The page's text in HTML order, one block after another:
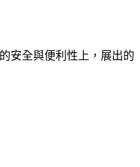
安全與便利性上，展出的